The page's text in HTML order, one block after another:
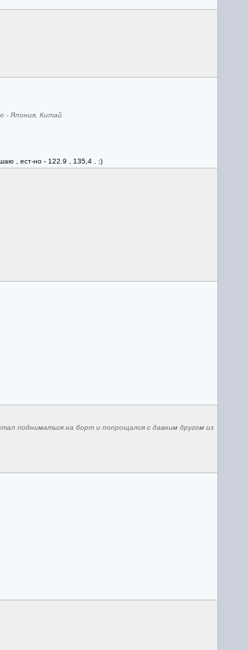
- Япония, Китай
, ест-но - 122.9 , 135,4 . :)
подниматься на борт и попрощался с давним другом из